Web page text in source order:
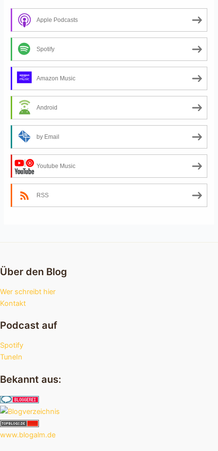
Apple Podcasts
Spotify
Amazon Music
Android
by Email
Youtube Music
RSS
Über den Blog
Wer schreibt hier
Kontakt
Podcast auf
Spotify
TuneIn
Bekannt aus:
www.blogalm.de